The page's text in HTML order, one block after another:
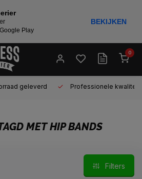
0
geleverd Professionele kwaliteit
MET HIP BANDS
Filters
Play
BEKIJKEN